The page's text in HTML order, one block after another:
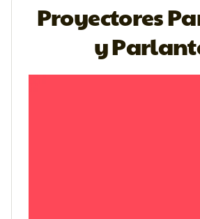
Proyectores
y